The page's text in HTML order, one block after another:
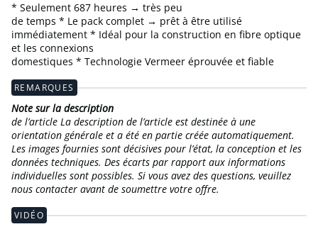
* Seulement 687 heures → très peu
de temps * Le pack complet → prêt à être utilisé
immédiatement * Idéal pour la construction en fibre optique
et les connexions
domestiques * Technologie Vermeer éprouvée et fiable
REMARQUES
Note sur la description
de l’article La description de l’article est destinée à une
orientation générale et a été en partie créée automatiquement.
Les images fournies sont décisives pour l’état, la conception et les
données techniques. Des écarts par rapport aux informations
individuelles sont possibles. Si vous avez des questions, veuillez
nous contacter avant de soumettre votre offre.
VIDÉO